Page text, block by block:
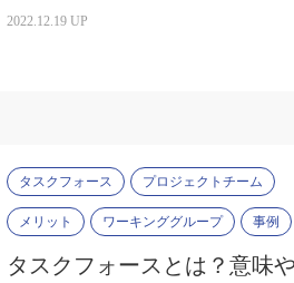
れや活用事例を解説
2022.12.19 UP
タスクフォース プロジェクトチーム
メリット ワーキンググループ 事例
タスクフォースとは？意味